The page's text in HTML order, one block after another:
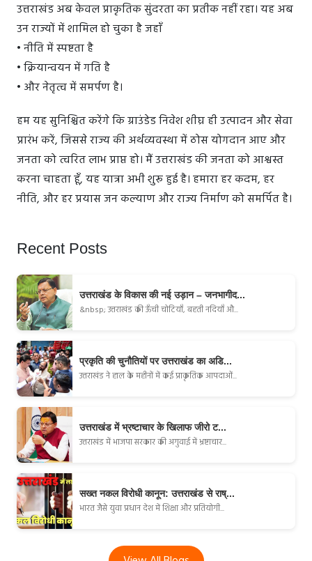
उत्तराखंड अब केवल प्राकृतिक सुंदरता का प्रतीक नहीं रहा। यह अब
उन राज्यों में शामिल हो चुका है जहाँ
• नीति में स्पष्टता है
• क्रियान्वयन में गति है
• और नेतृत्व में समर्पण है।
हम यह सुनिश्चित करेंगे कि ग्राउंडेड निवेश शीघ्र ही उत्पादन और सेवा
प्रारंभ करें, जिससे राज्य की अर्थव्यवस्था में ठोस योगदान आए और
जनता को त्वरित लाभ प्राप्त हो। मैं उत्तराखंड की जनता को आश्वस्त
करना चाहता हूँ, यह यात्रा अभी शुरू हुई है। हमारा हर कदम, हर
नीति, और हर प्रयास जन कल्याण और राज्य निर्माण को समर्पित है।
Recent Posts
उत्तराखंड के विकास की नई उड़ान – जनभागीद...
&nbsp; उत्तराखंड की ऊँची चोटियाँ, बहती नदियाँ औ...
प्रकृति की चुनौतियों पर उत्तराखंड का अडि...
उत्तराखंड ने हाल के महीनों में कई प्राकृतिक आपदाओं...
उत्तराखंड में भ्रष्टाचार के खिलाफ जीरो ट...
उत्तराखंड में भाजपा सरकार की अगुवाई में भ्रष्टाचार...
सख्त नकल विरोधी कानून: उत्तराखंड से राष्...
भारत जैसे युवा प्रधान देश में शिक्षा और प्रतियोगी...